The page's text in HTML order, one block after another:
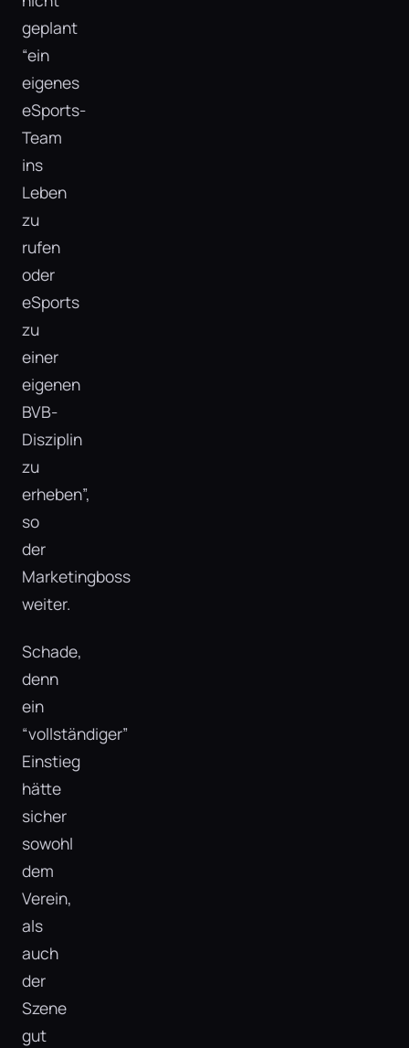
geplant
“ein
eigenes
eSports-
Team
ins
Leben
zu
rufen
oder
eSports
zu
einer
eigenen
BVB-
Disziplin
zu
erheben”,
so
der
Marketingboss
weiter.
Schade,
denn
ein
“vollständiger”
Einstieg
hätte
sicher
sowohl
dem
Verein,
als
auch
der
Szene
gut